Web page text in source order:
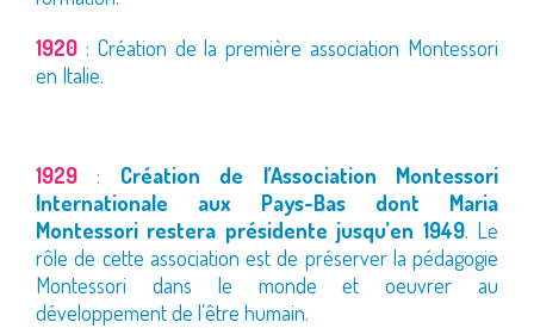
1920 : Création de la première association Montessori
en Italie.
1929 : Création de l’Association Montessori
Internationale aux Pays-Bas dont Maria
Montessori restera présidente jusqu’en 1949. Le
rôle de cette association est de préserver la pédagogie
Montessori dans le monde et oeuvrer au
développement de l’être humain.